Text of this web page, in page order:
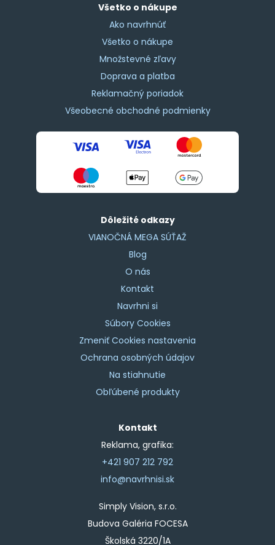
Všetko o nákupe
Ako navrhnúť
Všetko o nákupe
Množstevné zľavy
Doprava a platba
Reklamačný poriadok
Všeobecné obchodné podmienky
Dôležité odkazy
VIANOČNÁ MEGA SÚŤAŽ
Blog
O nás
Kontakt
Navrhni si
Súbory Cookies
Zmeniť Cookies nastavenia
Ochrana osobných údajov
Na stiahnutie
Obľúbené produkty
Kontakt
Reklama, grafika:
+421 907 212 792
info@navrhnisi.sk
Simply Vision, s.r.o.
Budova Galéria FOCESA
Školská 3220/1A